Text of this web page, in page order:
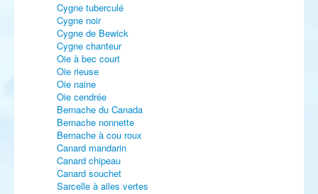
Cygne tuberculé
Cygne noir
Cygne de Bewick
Cygne chanteur
Oie à bec court
Oie rieuse
Oie naine
Oie cendrée
Bernache du Canada
Bernache nonnette
Bernache à cou roux
Canard mandarin
Canard chipeau
Canard souchet
Sarcelle à ailes vertes